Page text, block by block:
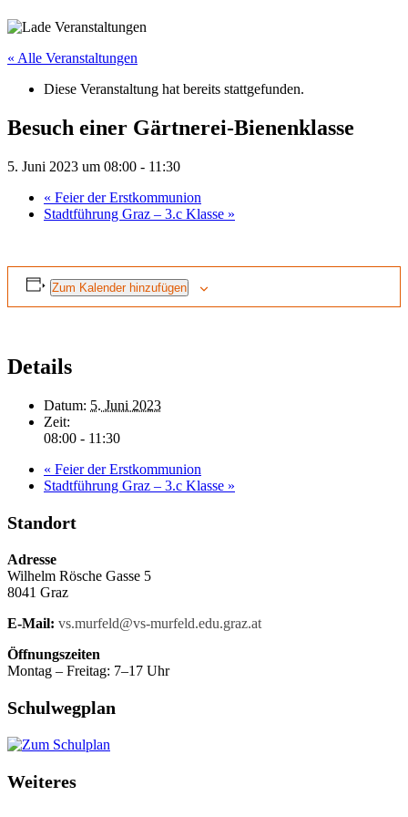
« Alle Veranstaltungen
Diese Veranstaltung hat bereits stattgefunden.
Besuch einer Gärtnerei-Bienenklasse
5. Juni 2023 um 08:00 - 11:30
« Feier der Erstkommunion
Stadtführung Graz – 3.c Klasse »
Zum Kalender hinzufügen
Details
Datum: 5. Juni 2023
Zeit:
08:00 - 11:30
« Feier der Erstkommunion
Stadtführung Graz – 3.c Klasse »
Standort
Adresse
Wilhelm Rösche Gasse 5
8041 Graz
E-Mail: vs.murfeld@vs-murfeld.edu.graz.at
Öffnungszeiten
Montag – Freitag: 7–17 Uhr
Schulwegplan
Weiteres